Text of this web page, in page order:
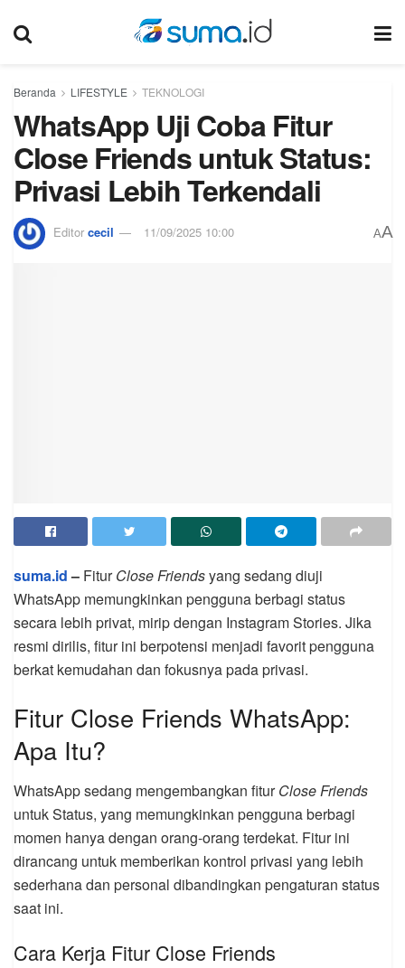
Beranda LIFESTYLE TEKNOLOGI
WhatsApp Uji Coba Fitur
Close Friends untuk Status:
Privasi Lebih Terkendali
Editor cecil 11/09/2025 10:00 AA
suma.id– FiturClose Friendsyang sedang diuji
WhatsApp memungkinkan pengguna berbagi status
secara lebih privat, mirip dengan Instagram Stories. Jika
resmi dirilis, fitur ini berpotensi menjadi favorit pengguna
berkat kemudahan dan fokusnya pada privasi.
Fitur Close Friends WhatsApp:
Apa Itu?
WhatsApp sedang mengembangkan fiturClose Friends
untuk Status, yang memungkinkan pengguna berbagi
momen hanya dengan orang-orang terdekat. Fitur ini
dirancang untuk memberikan kontrol privasi yang lebih
sederhana dan personal dibandingkan pengaturan status
saat ini.
Cara Kerja Fitur Close Friends